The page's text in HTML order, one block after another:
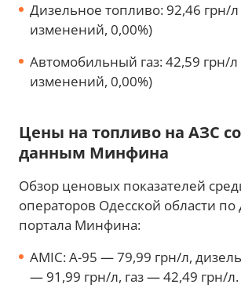
Дизельное топливо: 92,46 грн/л
изменений, 0,00%)
Автомобильный газ: 42,59 грн/л
изменений, 0,00%)
Цены на топливо на АЗС
данным Минфина
Обзор ценовых показателей
операторов Одесской области
портала Минфина:
AMIC: А-95 — 79,99 грн/л,
— 91,99 грн/л, газ — 42,49 грн/л.